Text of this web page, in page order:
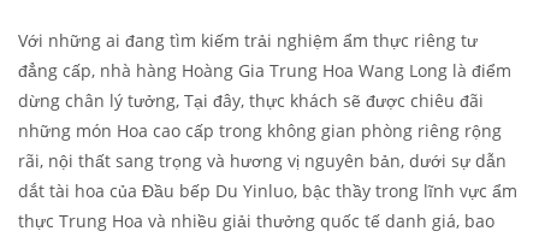
Với những ai đang tìm kiếm trải nghiệm ẩm thực riêng tư
đẳng cấp, nhà hàng Hoàng Gia Trung Hoa Wang Long là điểm
dừng chân lý tưởng, Tại đây, thực khách sẽ được chiêu đãi
những món Hoa cao cấp trong không gian phòng riêng rộng
rãi, nội thất sang trọng và hương vị nguyên bản, dưới sự dẫn
dắt tài hoa của Đầu bếp Du Yinluo, bậc thầy trong lĩnh vực ẩm
thực Trung Hoa và nhiều giải thưởng quốc tế danh giá, bao